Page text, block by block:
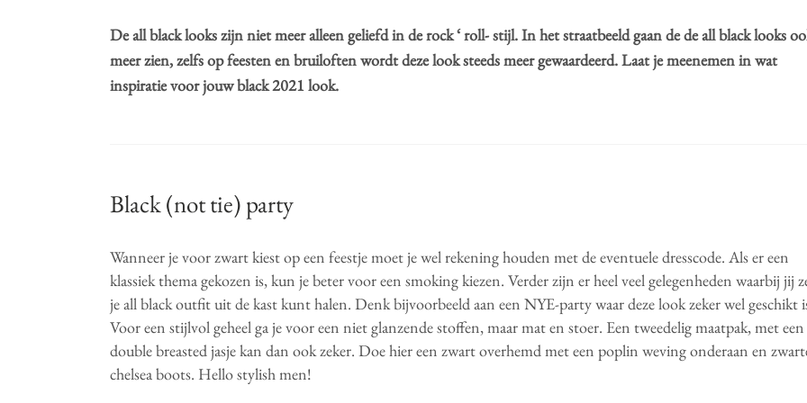
De all black looks zijn niet meer alleen geliefd in de rock ‘ roll- stijl. In het straatbeeld gaan de de all black looks
meer zien, zelfs op feesten en bruiloften wordt deze look steeds meer gewaardeerd. Laat je meenemen in wat
inspiratie voor jouw black 2021 look.
Black (not tie) party
Wanneer je voor zwart kiest op een feestje moet je wel rekening houden met de eventuele dresscode. Als er een
klassiek thema gekozen is, kun je beter voor een smoking kiezen. Verder zijn er heel veel gelegenheden waarbij jij
je all black outfit uit de kast kunt halen. Denk bijvoorbeeld aan een NYE-party waar deze look zeker wel geschikt
Voor een stijlvol geheel ga je voor een niet glanzende stoffen, maar mat en stoer. Een tweedelig maatpak, met een
double breasted jasje kan dan ook zeker. Doe hier een zwart overhemd met een poplin weving onderaan en
chelsea boots. Hello stylish men!